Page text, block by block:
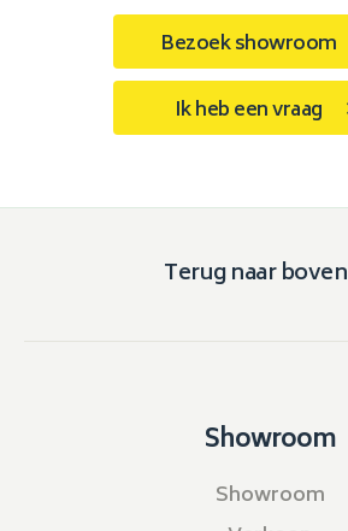
Bezoek showroom
Ik heb een vraag
Terug naar boven
Showroom
Showroom